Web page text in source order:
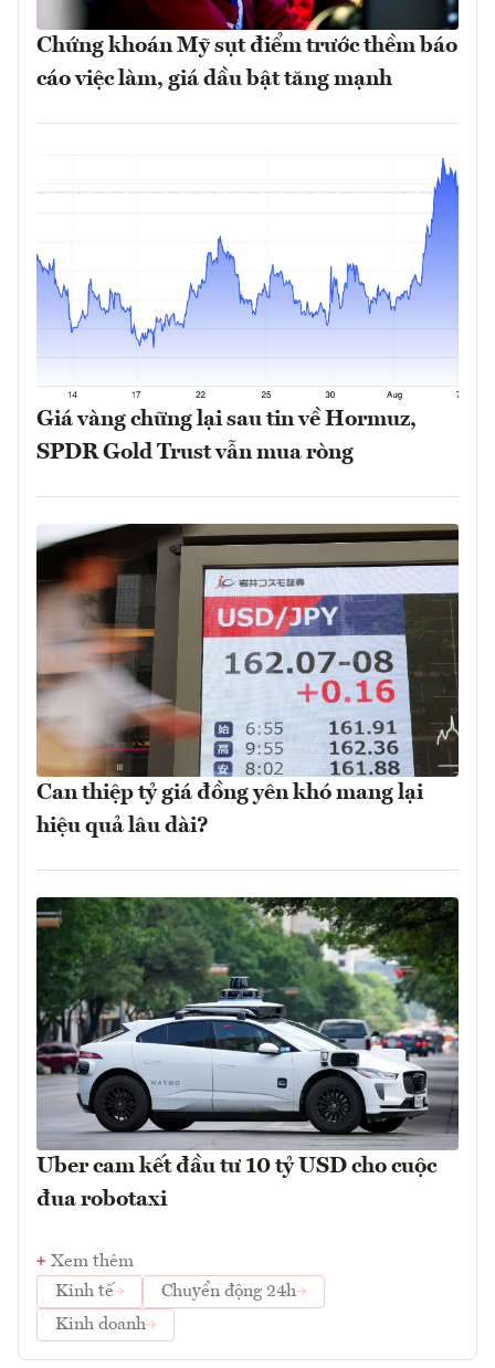
Chứng khoán Mỹ sụt điểm trước thềm báo
cáo việc làm, giá dầu bật tăng mạnh
Giá vàng chững lại sau tin về Hormuz,
SPDR Gold Trust vẫn mua ròng
Can thiệp tỷ giá đồng yên khó mang lại
hiệu quả lâu dài?
Uber cam kết đầu tư 10 tỷ USD cho cuộc
đua robotaxi
Xem thêm
Kinh tế
Chuyển động 24h
Kinh doanh